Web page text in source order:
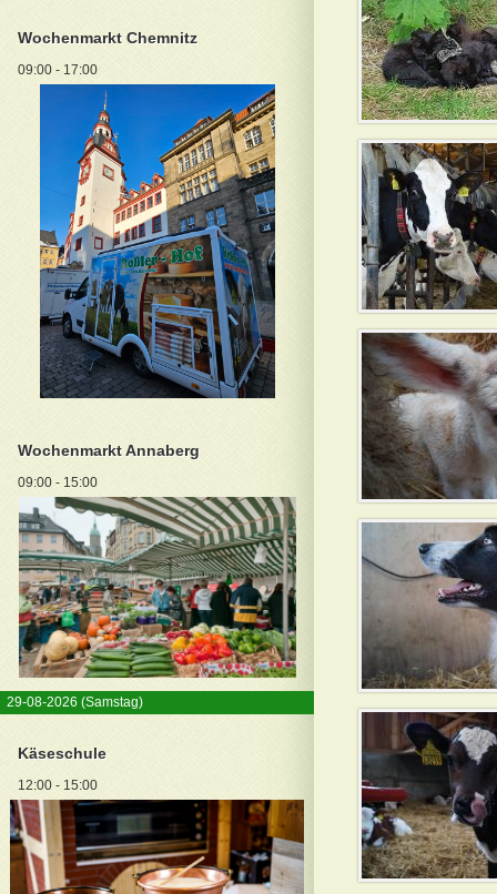
Wochenmarkt Chemnitz
09:00 - 17:00
Wochenmarkt Annaberg
09:00 - 15:00
29-08-2026 (Samstag)
Käseschule
12:00 - 15:00